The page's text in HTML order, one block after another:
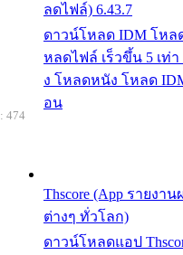
ลดไฟล์) 6.43.7
ดาวน์โหลด IDM โหลด
หลดไฟล์ เร็วขึ้น 5 เท่
ง โหลดหนัง โหลด
อน
Thscore (App รายง
ต่างๆ ทั่วโลก)
ดาวน์โหลดแอป
474